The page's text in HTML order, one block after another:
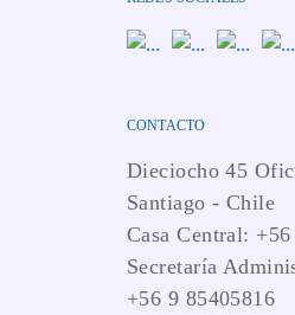
CONTACTO
Dieciocho 45
Santiago - Chile
Casa Central:
Secretaría
+56 9 85405816